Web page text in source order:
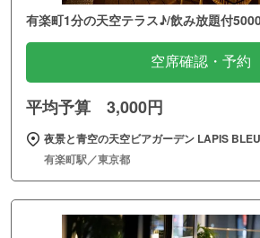
有楽町1分の天空テラス♪/飲み放題付
空席確認・予約
平均予算 3,000円
夜景と青空の天空ビアガーデン LAPIS
有楽町駅／東京都